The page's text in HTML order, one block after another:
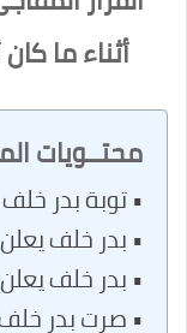
أثناء ما
محتــويات
توبة بدر خلف
بدر خلف
بدر خلف
صرت بدر